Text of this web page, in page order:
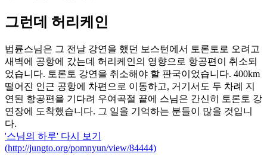
그런데 허리케인
법륜스님은 그 전날 강연을 했던 보스턴에서 토론토로 오려고
새벽에 공항에 갔는데 허리케인의 영향으로 항공편이 취소되
었습니다. 토론토 강연을 취소해야 할 판국이었습니다. 400km
떨어진 인근 공항에 차편으로 이동하고, 거기서도 두 차례 지
연된 항공편을 기다려 우여곡절 끝에 스님은 간신히 토론토 강
연장에 도착했습니다. 그 일을 기억하는 분들이 많을 것입니
다.
'스님의 하루' 다시 보기
(http://jungto.org/pomnyun/view/84444)